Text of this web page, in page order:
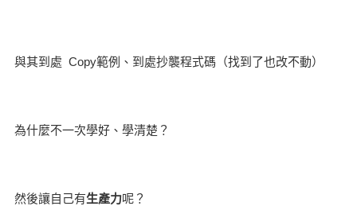
與其到處 Copy範例、到處抄襲程式碼（找到了也改不動）
為什麼不一次學好、學清楚？
然後讓自己有生產力呢？